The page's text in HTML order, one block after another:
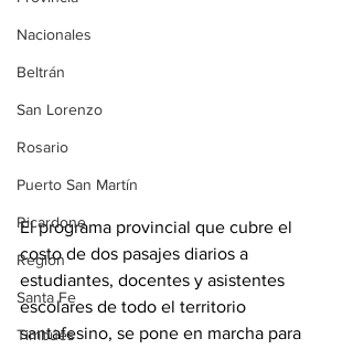
Nacionales
Beltrán
San Lorenzo
Rosario
Puerto San Martín
Ricardone
Región
Santa Fe
Timbúes
El programa provincial que cubre el
costo de dos pasajes diarios a
estudiantes, docentes y asistentes
escolares de todo el territorio
santafesino, se pone en marcha para